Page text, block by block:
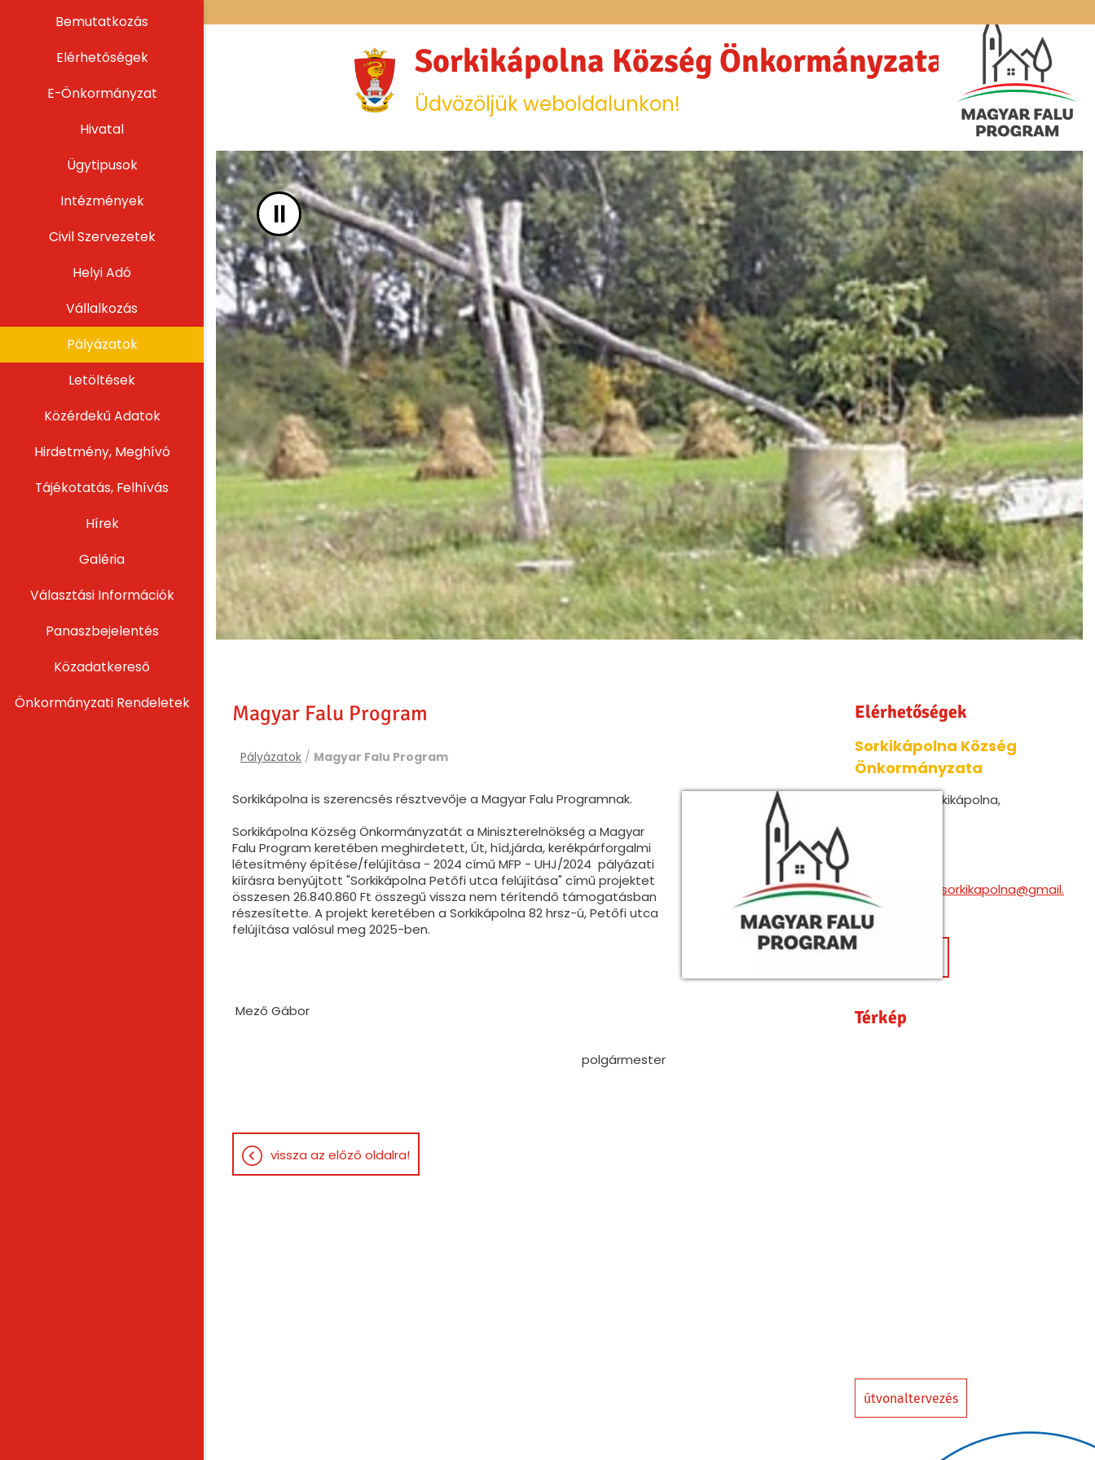
Bemutatkozás
Elérhetőségek
E-Önkormányzat
Hivatal
Ügytipusok
Intézmények
Civil Szervezetek
Helyi Adó
Vállalkozás
Pályázatok
Letöltések
Közérdekű Adatok
Hirdetmény, Meghívó
Tájékotatás, Felhívás
Hírek
Galéria
Választási Információk
Panaszbejelentés
Közadatkereső
Önkormányzati Rendeletek
Sorkikápolna Község Önkormányzata
Üdvözöljük weboldalunkon!
II
Elérhetőségek
Sorkikápolna Község
Önkormányzata
9774 Sorkikápolna,
polgarmester.sorkikapolna@gmail.
com
Térkép
útvonaltervezés
Magyar Falu Program
Pályázatok / Magyar Falu Program
Sorkikápolna is szerencsés résztvevője a Magyar Falu Programnak.
Sorkikápolna Község Önkormányzatát a Miniszterelnökség a Magyar
Falu Program keretében meghirdetett, Út, híd,járda, kerékpárforgalmi
létesítmény építése/felújítása - 2024 című MFP - UHJ/2024 pályázati
kiírásra benyújtott "Sorkikápolna Petőfi utca felújítása" című projektet
összesen 26.840.860 Ft összegű vissza nem térítendő támogatásban
részesítette. A projekt keretében a Sorkikápolna 82 hrsz-ú, Petőfi utca
felújítása valósul meg 2025-ben.
Mező Gábor
polgármester
vissza az előző oldalra!